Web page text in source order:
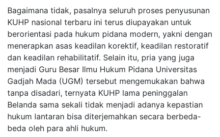
Bagaimana tidak, pasalnya seluruh proses penyusunan
KUHP nasional terbaru ini terus diupayakan untuk
berorientasi pada hukum pidana modern, yakni dengan
menerapkan asas keadilan korektif, keadilan restoratif
dan keadilan rehabilitatif. Selain itu, pria yang juga
menjadi Guru Besar Ilmu Hukum Pidana Universitas
Gadjah Mada (UGM) tersebut mengemukakan bahwa
tanpa disadari, ternyata KUHP lama peninggalan
Belanda sama sekali tidak menjadi adanya kepastian
hukum lantaran bisa diterjemahkan secara berbeda-
beda oleh para ahli hukum.